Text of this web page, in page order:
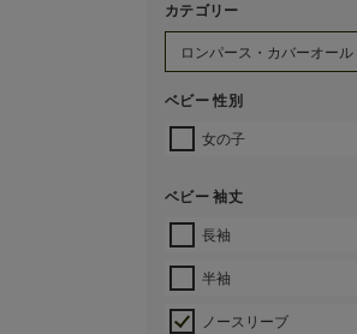
カテゴリー
ベビー 性別
女の子
ベビー 袖丈
長袖
半袖
ノースリーブ